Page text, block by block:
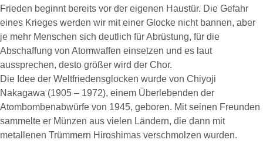
Frieden beginnt bereits vor der eigenen Haustür. Die Gefahr
eines Krieges werden wir mit einer Glocke nicht bannen, aber
je mehr Menschen sich deutlich für Abrüstung, für die
Abschaffung von Atomwaffen einsetzen und es laut
aussprechen, desto größer wird der Chor.
Die Idee der Weltfriedensglocken wurde von Chiyoji
Nakagawa (1905 – 1972), einem Überlebenden der
Atombombenabwürfe von 1945, geboren. Mit seinen Freunden
sammelte er Münzen aus vielen Ländern, die dann mit
metallenen Trümmern Hiroshimas verschmolzen wurden.